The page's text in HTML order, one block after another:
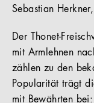
Sebastian
Der Thonet-
mit Armlehnen
zählen zu den
Popularität trägt
mit Bewährten